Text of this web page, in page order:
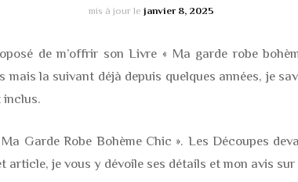
HAUTS DIVERS
CRÉATIONS BÉBÉS /
ENFANTS
SWEATS /
BLOUSE /
MERCERINE ORVAULT
mis à jour le janvier 8, 2025
de m’offrir son Livre « Ma garde robe
mais la suivant déjà depuis quelques années, je
inclus.
Garde Robe Bohème Chic ». Les Découpes
article, je vous y dévoile ses détails et mon avis sur